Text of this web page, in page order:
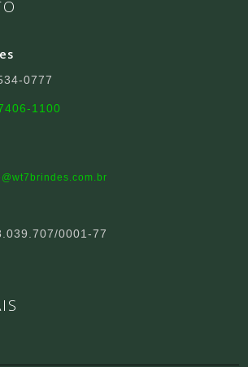
0777
1100
0001-77